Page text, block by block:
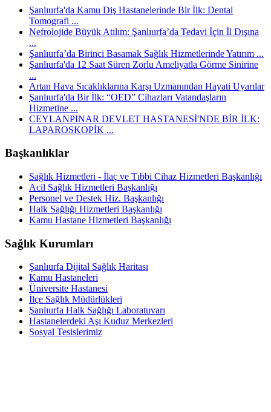
Şanlıurfa'da Kamu Diş Hastanelerinde Bir İlk: Dental
Tomografi ...
Nefrolojide Büyük Atılım: Şanlıurfa’da Tedavi İçin İl Dışına
...
Şanlıurfa’da Birinci Basamak Sağlık Hizmetlerinde Yatırım ...
Şanlıurfa'da 12 Saat Süren Zorlu Ameliyatla Görme Sinirine
...
Artan Hava Sıcaklıklarına Karşı Uzmanından Hayati Uyarılar
Şanlıurfa'da Bir İlk: “OED” Cihazları Vatandaşların
Hizmetine ...
CEYLANPINAR DEVLET HASTANESİ'NDE BİR İLK:
LAPAROSKOPİK ...
Başkanlıklar
Sağlık Hizmetleri - İlaç ve Tıbbi Cihaz Hizmetleri Başkanlığı
Acil Sağlık Hizmetleri Başkanlığı
Personel ve Destek Hiz. Başkanlığı
Halk Sağlığı Hizmetleri Başkanlığı
Kamu Hastane Hizmetleri Başkanlığı
Sağlık Kurumları
Şanlıurfa Dijital Sağlık Haritası
Kamu Hastaneleri
Üniversite Hastanesi
İlçe Sağlık Müdürlükleri
Şanlıurfa Halk Sağlığı Laboratuvarı
Hastanelerdeki Aşı Kuduz Merkezleri
Sosyal Tesislerimiz